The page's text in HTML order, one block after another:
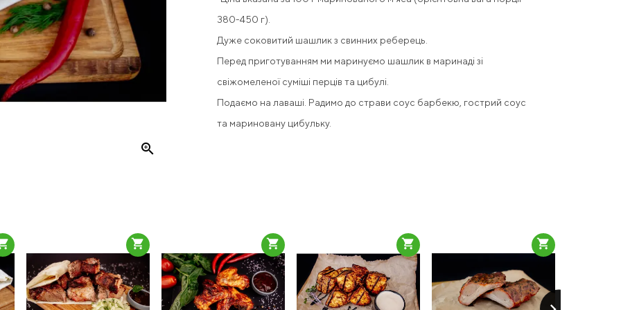
zoom_in
380-450 г).
Дуже соковитий шашлик з свинних реберець.
Перед приготуванням ми маринуємо шашлик в маринаді зі
свіжомеленої суміші перців та цибулі.
Подаємо на лаваші. Радимо до страви соус барбекю, гострий соус
та мариновану цибульку.
shopping_cart shopping_cart shopping_cart shopping_cart